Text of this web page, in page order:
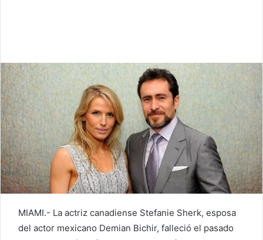
MIAMI.- La actriz canadiense Stefanie Sherk, esposa
del actor mexicano Demian Bichir, falleció el pasado